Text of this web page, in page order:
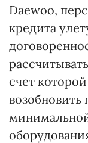
Daewoo,
кредита
счет
возобновить